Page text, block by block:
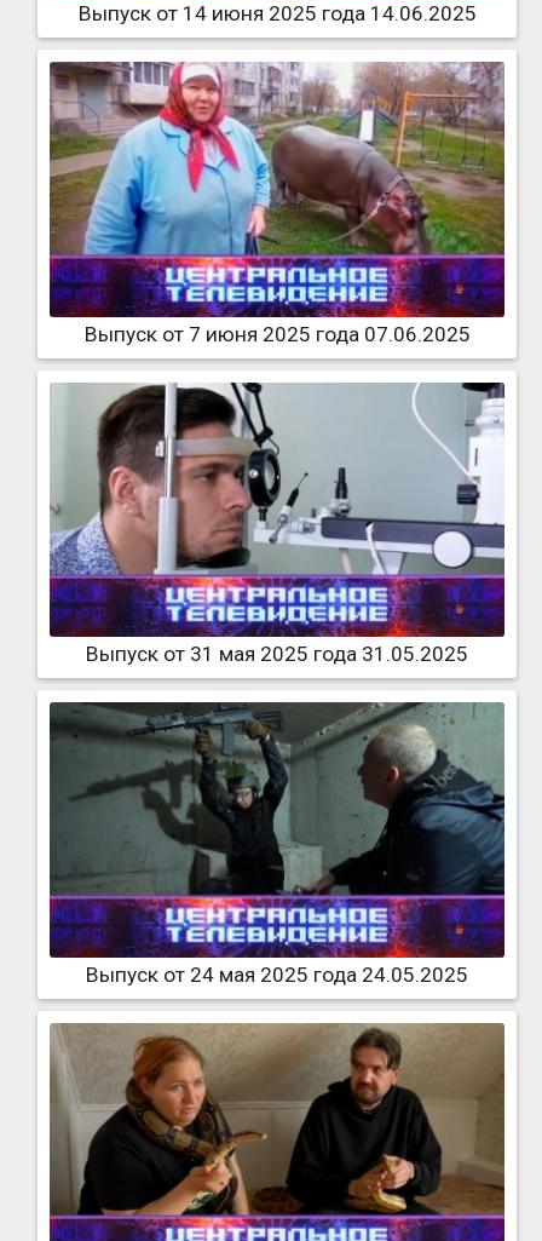
Выпуск от 14 июня 2025 года 14.06.2025
Выпуск от 7 июня 2025 года 07.06.2025
Выпуск от 31 мая 2025 года 31.05.2025
Выпуск от 24 мая 2025 года 24.05.2025